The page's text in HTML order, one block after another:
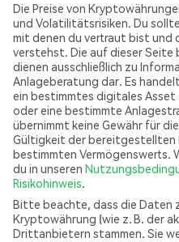
Die Preise von
und Volatilitätsrisiken. Du
mit denen du vertraut bist und
verstehst. Die auf dieser
dienen ausschließlich zu
Anlageberatung dar. Es
ein bestimmtes digitales
oder eine bestimmte
übernimmt keine Gewähr für
Gültigkeit der bereitgestellten
bestimmten Vermögenswerts.
du in unseren
Risikohinweis.
Bitte beachte, dass die Daten
Kryptowährung (wie z. B. der
Drittanbietern stammen. Sie